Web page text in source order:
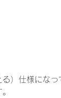
）仕様になっ